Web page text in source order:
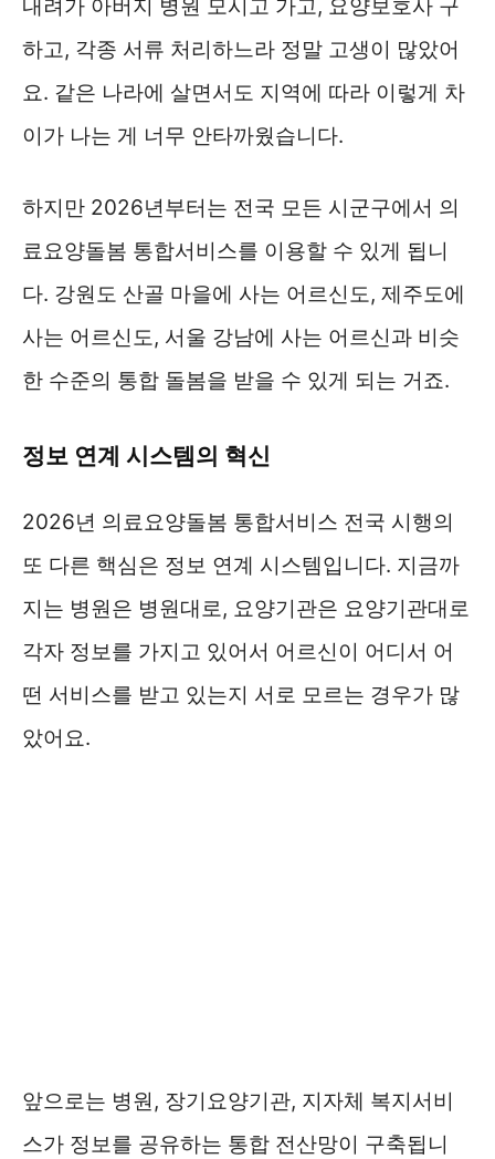
내려가 아버지 병원 모시고 가고, 요양보호사 구
하고, 각종 서류 처리하느라 정말 고생이 많았어
요. 같은 나라에 살면서도 지역에 따라 이렇게 차
이가 나는 게 너무 안타까웠습니다.
하지만 2026년부터는 전국 모든 시군구에서 의
료요양돌봄 통합서비스를 이용할 수 있게 됩니
다. 강원도 산골 마을에 사는 어르신도, 제주도에
사는 어르신도, 서울 강남에 사는 어르신과 비슷
한 수준의 통합 돌봄을 받을 수 있게 되는 거죠.
정보 연계 시스템의 혁신
2026년 의료요양돌봄 통합서비스 전국 시행의
또 다른 핵심은 정보 연계 시스템입니다. 지금까
지는 병원은 병원대로, 요양기관은 요양기관대로
각자 정보를 가지고 있어서 어르신이 어디서 어
떤 서비스를 받고 있는지 서로 모르는 경우가 많
았어요.
앞으로는 병원, 장기요양기관, 지자체 복지서비
스가 정보를 공유하는 통합 전산망이 구축됩니